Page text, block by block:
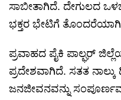
ಸಾಬೀತಾಗಿದೆ. ದೇಗುಲದ
ಭಕ್ತರ ಭೇಟಿಗೆ
ಪ್ರವಾಹದ ಪೈಕಿ ಪಾಲ್ಘರ್
ಪ್ರದೇಶವಾಗಿದೆ. ಸತತ
ಜನಜೀವನವನ್ನು